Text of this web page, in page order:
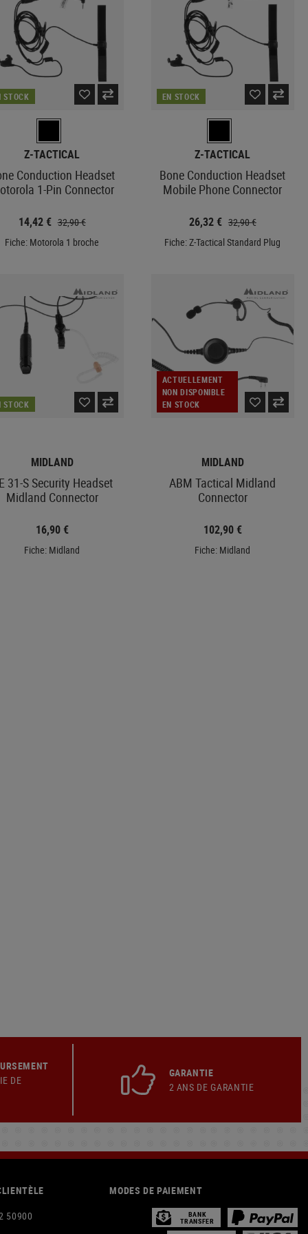
Diapositive
Montage
GBR INTERNE
Tonneau
Buse
Hop Up
Caoutchouc Hop Up
Valves
Maintenance
GBR EXTERNE
Poignée
Stocks
Poignées HPS
Bouteilles
Tuyau
Câbles
CASQUES RÉPLIQUES
AIRSOFT
PROTECTIONS
CARABINERS
Stylos tactiques
Haches
Pelles
LECTURES
STOCK
Z-TACTICAL
Conduction Headset
1-Pin Connector
14,42 € 32,90 €
Fiche: Motorola 1 broche
EN STOCK
Z-TACTICAL
Bone Conduction Headset
Mobile Phone Connector
26,32 € 32,90 €
Fiche: Z-Tactical Standard Plug
STOCK
MIDLAND
31-S Security Headset
Midland Connector
16,90 €
Fiche: Midland
ACTUELLEMENT
NON DISPONIBLE
EN STOCK
MIDLAND
ABM Tactical Midland
Connector
102,90 €
Fiche: Midland
DE
GARANTIE
2 ANS DE GARANTIE
50900
MODES DE PAIEMENT
BANK
TRANSFER